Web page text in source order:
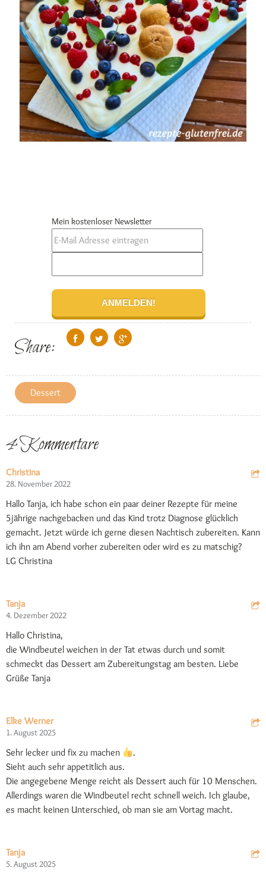
Mein kostenloser Newsletter
Share:
Dessert
4 Kommentare
Christina
28. November 2022
Hallo Tanja, ich habe schon ein paar deiner Rezepte für meine
5jährige nachgebacken und das Kind trotz Diagnose glücklich
gemacht. Jetzt würde ich gerne diesen Nachtisch zubereiten. Kann
ich ihn am Abend vorher zubereiten oder wird es zu matschig?
LG Christina
Tanja
4. Dezember 2022
Hallo Christina,
die Windbeutel weichen in der Tat etwas durch und somit
schmeckt das Dessert am Zubereitungstag am besten. Liebe
Grüße Tanja
Elke Werner
1. August 2025
Sehr lecker und fix zu machen
.
Sieht auch sehr appetitlich aus.
Die angegebene Menge reicht als Dessert auch für 10 Menschen.
Allerdings waren die Windbeutel recht schnell weich. Ich glaube,
es macht keinen Unterschied, ob man sie am Vortag macht.
Tanja
5. August 2025